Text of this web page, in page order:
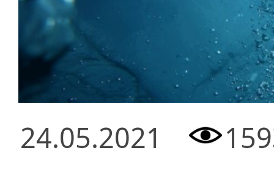
24.05.2021